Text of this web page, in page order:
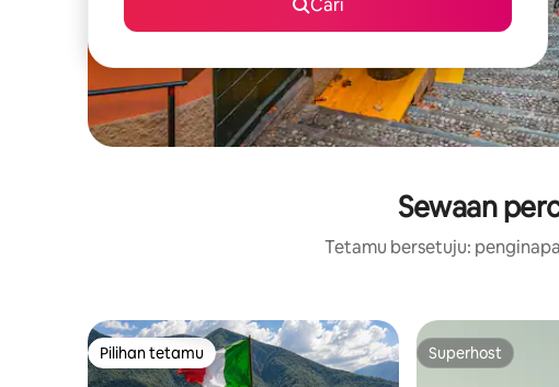
Cari
Sewaan
Tetamu bersetuju:
Pilihan tetamu
Pilihan tetamu Superhost
Superhost